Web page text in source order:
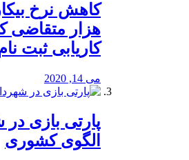
هزار متقاضی
کاریابی ثبت
می 14, 2020
پارتی بازی
الگوی کشوری